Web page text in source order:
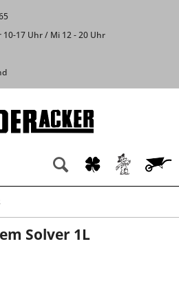
17 Uhr / Mi 12 - 20 Uhr
Solver 1L